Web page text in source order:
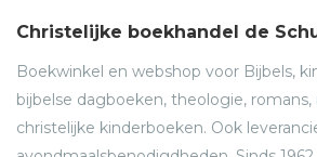
Christelijke boekhandel de
Boekwinkel en webshop voor Bijbels,
bijbelse dagboeken, theologie,
christelijke kinderboeken. Ook